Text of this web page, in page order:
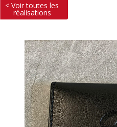
< Voir toutes les
réalisations